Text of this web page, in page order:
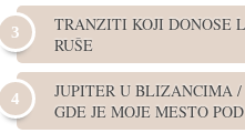
TRANZITI KOJI DONOSE
RUŠE
JUPITER U BLIZANCIMA /
GDE JE MOJE MESTO